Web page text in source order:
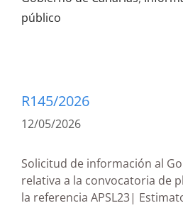
público
R145/2026
12/05/2026
Solicitud de información al
relativa a la convocatoria de
la referencia APSL23|